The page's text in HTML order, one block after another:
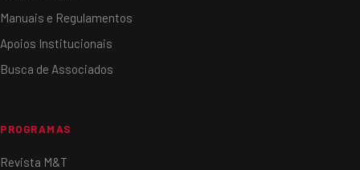
Manuais e Regulamentos
Apoios Institucionais
Busca de Associados
PROGRAMAS
Revista M&T